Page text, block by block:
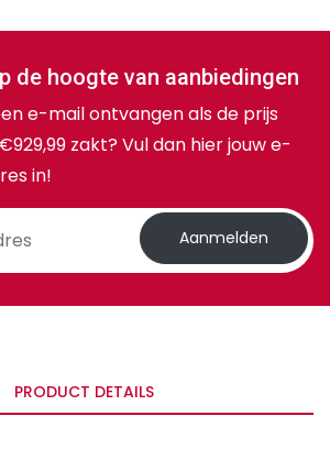
de hoogte van aanbiedingen
e-mail ontvangen als de prijs
zakt? Vul dan hier jouw e-
in!
Aanmelden
PRODUCT DETAILS